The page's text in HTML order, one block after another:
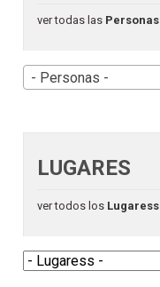
ver todas las Personas
- Personas -
LUGARES
ver todos los Lugaress